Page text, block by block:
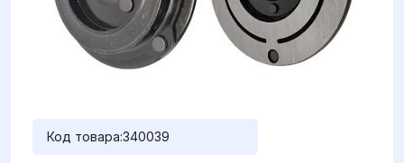
Код товара:340039